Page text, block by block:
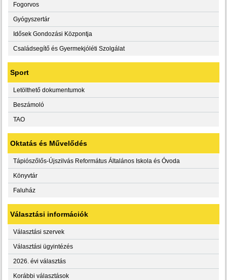
Fogorvos
Gyógyszertár
Idősek Gondozási Központja
Családsegítő és Gyermekjóléti Szolgálat
Sport
Letölthető dokumentumok
Beszámoló
TAO
Oktatás és Művelődés
Tápiószőlős-Újszilvás Református Általános Iskola és Óvoda
Könyvtár
Faluház
Választási információk
Választási szervek
Választási ügyintézés
2026. évi választás
Korábbi választások